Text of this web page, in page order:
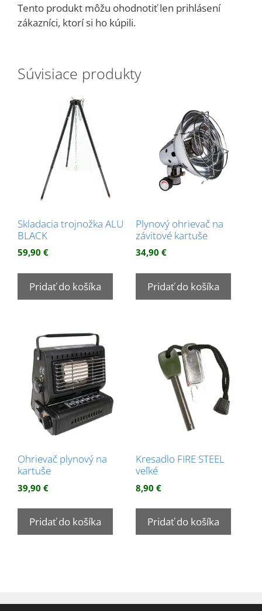
Tento produkt môžu ohodnotiť len prihlásení
zákazníci, ktorí si ho kúpili.
Súvisiace produkty
Skladacia trojnožka ALU
BLACK
59,90 €
Pridať do košíka
Plynový ohrievač na
závitové kartuše
34,90 €
Pridať do košíka
Ohrievač plynový na
kartuše
39,90 €
Pridať do košíka
Kresadlo FIRE STEEL
veľké
8,90 €
Pridať do košíka